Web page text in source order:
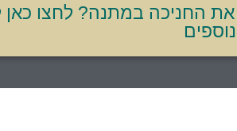
את החניכה במתנה? לחצו כאן
נוספים